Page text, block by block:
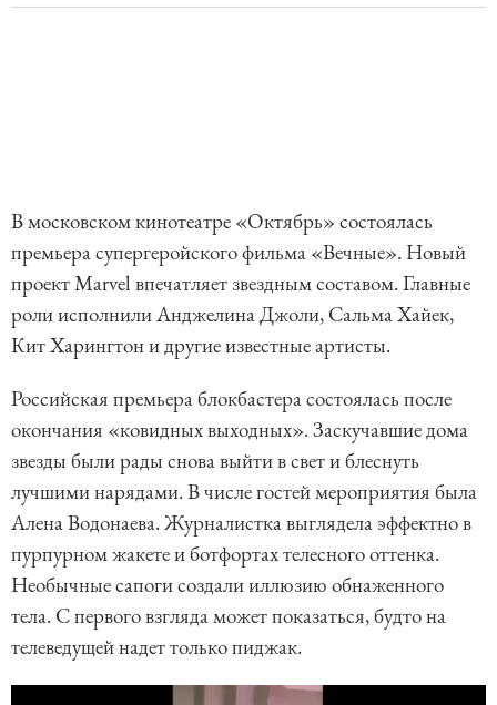
В московском кинотеатре «Октябрь» состоялась
премьера супергеройского фильма «Вечные». Новый
проект Marvel впечатляет звездным составом. Главные
роли исполнили Анджелина Джоли, Сальма Хайек,
Кит Харингтон и другие известные артисты.
Российская премьера блокбастера состоялась после
окончания «ковидных выходных». Заскучавшие дома
звезды были рады снова выйти в свет и блеснуть
лучшими нарядами. В числе гостей мероприятия была
Алена Водонаева. Журналистка выглядела эффектно в
пурпурном жакете и ботфортах телесного оттенка.
Необычные сапоги создали иллюзию обнаженного
тела. С первого взгляда может показаться, будто на
телеведущей надет только пиджак.